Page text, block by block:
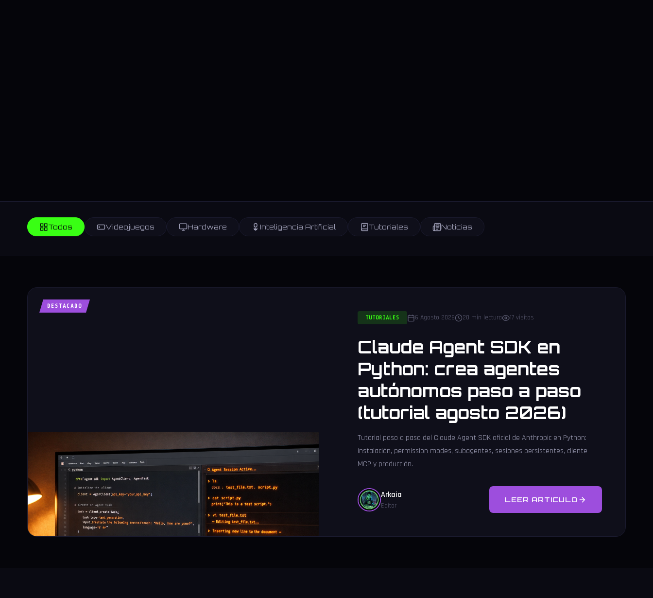
Todos Videojuegos Hardware Inteligencia Artificial Tutoriales Noticias
DESTACADO
TUTORIALES
6 Agosto 2026 20 min lectura 17 visitas
Claude Agent SDK en
Python: crea agentes
autónomos paso a paso
(tutorial agosto 2026)
Tutorial paso a paso del Claude Agent SDK oficial de Anthropic en Python:
instalación, permission modes, subagentes, sesiones persistentes, cliente
MCP y producción.
Arkaia
Editor
LEER ARTICULO